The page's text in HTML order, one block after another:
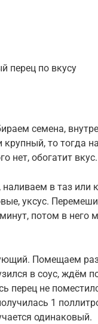
перец по вкусу
семена,
то тогда
нет, обогатит вкус.
в таз или
уксус.
потом в него
Помещаем
в соус, ждём
перец не
1
одинаковый.